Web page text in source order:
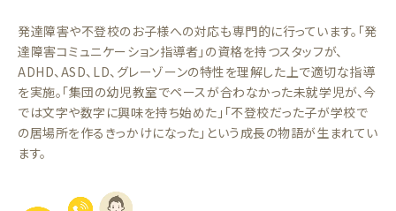
発達障害や不登校のお子様への対応も専門的に行っています。「発
達障害コミュニケーション指導者」の資格を持つスタッフが、
ADHD、ASD、LD、グレーゾーンの特性を理解した上で適切な指導
を実施。「集団の幼児教室でペースが合わなかった未就学児が、今
では文字や数字に興味を持ち始めた」「不登校だった子が学校で
の居場所を作るきっかけになった」という成長の物語が生まれてい
ます。